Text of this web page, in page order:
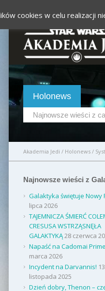
Holonews
Najnowsze wieści z
Akademia Jedi / Holonews /
Najnowsze wieści z
Galaktyka świętuje Nowy
lipca 2026
TAJEMNICZA ŚMIERĆ
CRESUSA WSTRZĄSNĘŁA
GALAKTYKĄ28 czerwca
Napaść na Cadomai
marca 2026
Incydent na Darvannis! 13
listopada 2025
Dzień dobry, Thenon –
cookies w celu realizacji